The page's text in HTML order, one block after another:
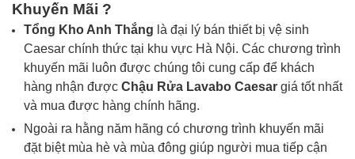
Khuyến Mãi ?
Tổng Kho Anh Thắng là đại lý bán thiết bị vệ sinh
Caesar chính thức tại khu vực Hà Nội. Các chương trình
khuyến mãi luôn được chúng tôi cung cấp để khách
hàng nhận được Chậu Rửa Lavabo Caesar giá tốt nhất
và mua được hàng chính hãng.
Ngoài ra hằng năm hãng có chương trình khuyến mãi
đặt biệt mùa hè và mùa đông giúp người mua tiếp cận